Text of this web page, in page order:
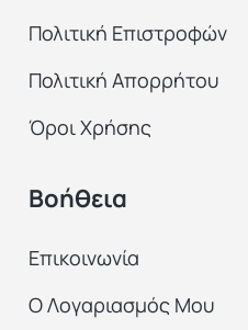
Πολιτική Επιστροφών
Πολιτική Απορρήτου
Όροι Χρήσης
Βοήθεια
Επικοινωνία
Ο Λογαριασμός Μου